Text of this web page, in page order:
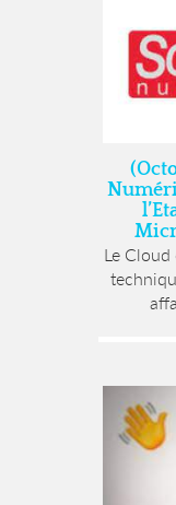
Le